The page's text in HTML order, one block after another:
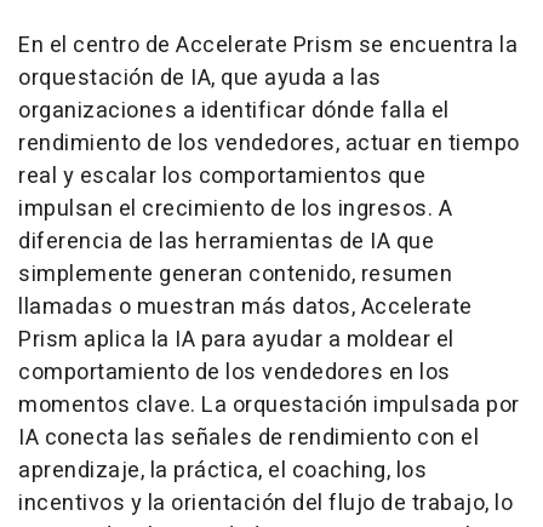
En el centro de Accelerate Prism se encuentra la
orquestación de IA, que ayuda a las
organizaciones a identificar dónde falla el
rendimiento de los vendedores, actuar en tiempo
real y escalar los comportamientos que
impulsan el crecimiento de los ingresos. A
diferencia de las herramientas de IA que
simplemente generan contenido, resumen
llamadas o muestran más datos, Accelerate
Prism aplica la IA para ayudar a moldear el
comportamiento de los vendedores en los
momentos clave. La orquestación impulsada por
IA conecta las señales de rendimiento con el
aprendizaje, la práctica, el coaching, los
incentivos y la orientación del flujo de trabajo, lo